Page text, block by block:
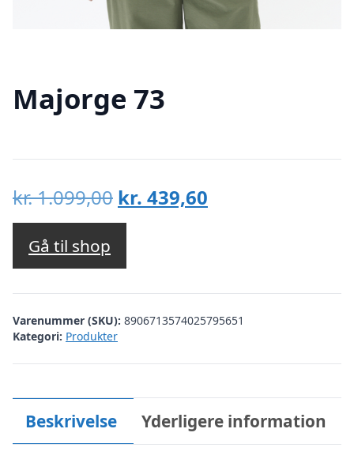
Majorge 73
kr.1.099,00 Den
oprindelige
var:
kr. 1.099,00.
kr. 439,60
kr. 439,60.
Gå til shop
Varenummer (SKU): 8906713574025795651
Kategori: Produkter
Beskrivelse Yderligere information